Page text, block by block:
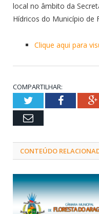
local no âmbito da
Hídricos do Município de
Clique aqui para
COMPARTILHAR:
TwitterFacebook
Email
CONTEÚDO